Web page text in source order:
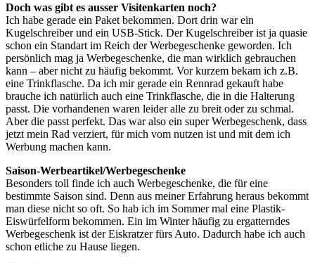
Doch was gibt es ausser Visitenkarten noch?
Ich habe gerade ein Paket bekommen. Dort drin war ein
Kugelschreiber und ein USB-Stick. Der Kugelschreiber ist ja quasie
schon ein Standart im Reich der Werbegeschenke geworden. Ich
persönlich mag ja Werbegeschenke, die man wirklich gebrauchen
kann – aber nicht zu häufig bekommt. Vor kurzem bekam ich z.B.
eine Trinkflasche. Da ich mir gerade ein Rennrad gekauft habe
brauche ich natürlich auch eine Trinkflasche, die in die Halterung
passt. Die vorhandenen waren leider alle zu breit oder zu schmal.
Aber die passt perfekt. Das war also ein super Werbegeschenk, dass
jetzt mein Rad verziert, für mich vom nutzen ist und mit dem ich
Werbung machen kann.
Saison-Werbeartikel/Werbegeschenke
Besonders toll finde ich auch Werbegeschenke, die für eine
bestimmte Saison sind. Denn aus meiner Erfahrung heraus bekommt
man diese nicht so oft. So hab ich im Sommer mal eine Plastik-
Eiswürfelform bekommen. Ein im Winter häufig zu ergatterndes
Werbegeschenk ist der Eiskratzer fürs Auto. Dadurch habe ich auch
schon etliche zu Hause liegen.